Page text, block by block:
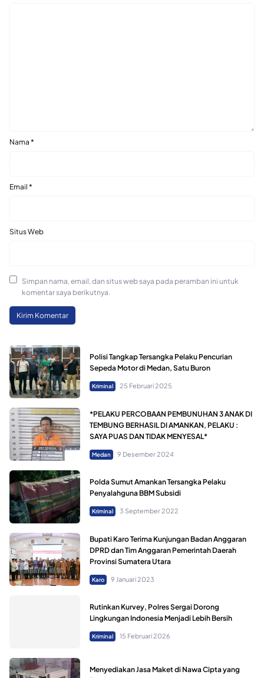
Nama *
Email *
Situs Web
Simpan nama, email, dan situs web saya pada peramban ini untuk
komentar saya berikutnya.
Polisi Tangkap Tersangka Pelaku Pencurian
Sepeda Motor di Medan, Satu Buron
Kriminal 25 Februari 2025
*PELAKU PERCOBAAN PEMBUNUHAN 3 ANAK DI
TEMBUNG BERHASIL DI AMANKAN, PELAKU :
SAYA PUAS DAN TIDAK MENYESAL*
Medan 9 Desember 2024
Polda Sumut Amankan Tersangka Pelaku
Penyalahguna BBM Subsidi
Kriminal 3 September 2022
Bupati Karo Terima Kunjungan Badan Anggaran
DPRD dan Tim Anggaran Pemerintah Daerah
Provinsi Sumatera Utara
Karo 9 Januari 2023
Rutinkan Kurvey, Polres Sergai Dorong
Lingkungan Indonesia Menjadi Lebih Bersih
Kriminal 15 Februari 2026
Menyediakan Jasa Maket di Nawa Cipta yang